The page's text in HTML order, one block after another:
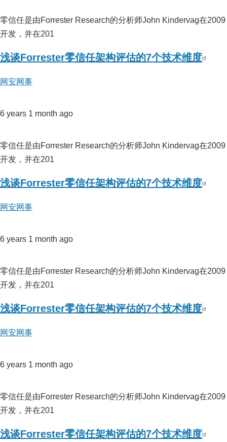
零信任是由Forrester Research的分析师John Kindervag在2009
开发，并在201
浅谈Forrester零信任架构评估的7个技术维度
网安网事
6 years 1 month ago
零信任是由Forrester Research的分析师John Kindervag在2009
开发，并在201
浅谈Forrester零信任架构评估的7个技术维度
网安网事
6 years 1 month ago
零信任是由Forrester Research的分析师John Kindervag在2009
开发，并在201
浅谈Forrester零信任架构评估的7个技术维度
网安网事
6 years 1 month ago
零信任是由Forrester Research的分析师John Kindervag在2009
开发，并在201
浅谈Forrester零信任架构评估的7个技术维度